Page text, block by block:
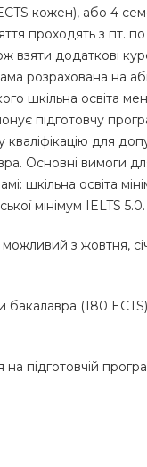
кожен), або 4
проходять з пт.
взяти додаткові
розрахована на
шкільна освіта
підготовчу
кваліфікацію для
Основні вимоги
шкільна освіта
мінімум IELTS 5.0.
з жовтня,
бакалавра (180
на підготовчій